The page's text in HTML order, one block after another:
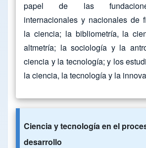
papel de las
internacionales y nacionales de
la ciencia; la bibliometría, la
altmetría; la sociología y la
ciencia y la tecnología; y los
la ciencia, la tecnología y la
Ciencia y tecnología en el
desarrollo